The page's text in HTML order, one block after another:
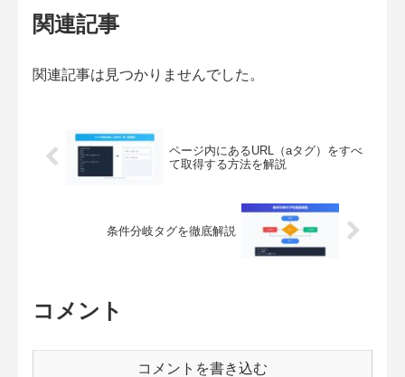
関連記事
関連記事は見つかりませんでした。
ページ内にあるURL（aタグ）をすべ
て取得する方法を解説
条件分岐タグを徹底解説
コメント
コメントを書き込む